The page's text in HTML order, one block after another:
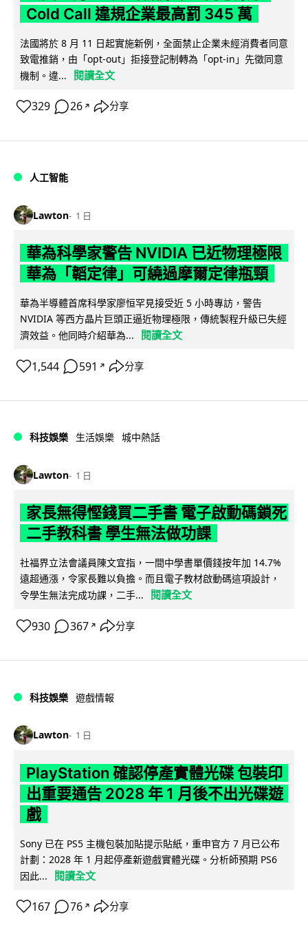
Cold Call 違規企業最高罰 345 萬
法國將於 8 月 11 日起實施新例，全面禁止企業未經消費者同意
致電推銷，由「opt-out」拒接登記制轉為「opt-in」先徵同意
機制。違...
閱讀全文
329 26 ↗ 分享
人工智能
Lawton 1 日
華為科學家警告 NVIDIA 已近物理極限
華為「韜定律」可繞過摩爾定律瓶頸
華為半導體首席科學家廖恒罕見接受近 5 小時專訪，警告
NVIDIA 等西方晶片巨頭正逼近物理極限，傳統製程升級已失經
濟效益。他同時介紹華為...
閱讀全文
1,544 591 ↗ 分享
科技娛樂 生活娛樂 城中熱話
Lawton 1 日
家長無得慳錢買二手書 電子啟動碼鎖死
二手教科書 學生無法做功課
社福界立法會議員陳文宜指，一間中學書單價錢按年加 14.7%
遠超通漲，令家長難以負擔。而且電子教材啟動碼這項設計，
令學生無法完成功課，二手...
閱讀全文
930 367 ↗ 分享
科技娛樂 遊戲情報
Lawton 1 日
PlayStation 確認停產實體光碟 包裝印
出重要通告 2028 年 1 月後不出光碟遊
戲
Sony 已在 PS5 主機包裝加貼提示貼紙，重申官方 7 月已公布
計劃：2028 年 1 月起停產新遊戲實體光碟。分析師預期 PS6
因此...
閱讀全文
167 76 ↗ 分享